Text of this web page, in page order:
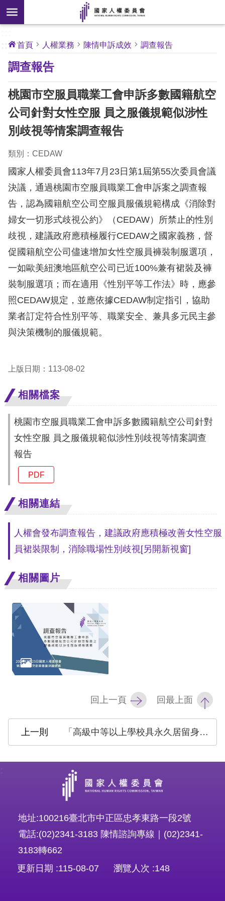
前往主要內容區塊
搜
尋
開
新
]
核
心
人
權
公
約
關
於
本
會
最
新
消
人
權
業
核
心
公
約
陳
情
申
訴
人
資
庫
障
礙
快
捷
選
言
兒少版
:::
首頁 人權業務 陳情申訴成效 調查報告
調查報告
桃園市空服員職業工會申訴多數國籍航空
公司針對女性空服 員之服儀規範似涉性
別歧視等情案調查報告
類別：CEDAW
國家人權委員會113年7月23日第1屆第55次委員會議
決議，通過桃園市空服員職業工會申訴案之調查報
告，認為國籍航空公司空服員服儀規範構成《消除對
婦女一切形式歧視公約》（CEDAW）所禁止的性別
歧視，建議政府應積極履行CEDAW之國家義務，督
促國籍航空公司儘速增加女性空服員褲裝制服選項，
一如歐美紐澳地區航空公司已近100%兼有裙裝及褲
裝制服選項；而在適用《性別平等工作法》時，應參
照CEDAW規定，並應依據CEDAW制定指引，協助
業者訂定符合性別平等、職業安全、兼具多元民主參
與決策機制的服儀規範。
上版日期：113-08-02
相關檔案
桃園市空服員職業工會申訴多數國籍航空公司針對
女性空服 員之服儀規範似涉性別歧視等情案調查
報告
PDF
相關連結
人權會發布調查報告，建議政府應積極改善女性空服
員裙裝限制，消除職場性別歧視[另開新視窗]
相關圖片
回上一頁 回最上面
「高級中等以上學校具永久居留身分者及其子女學費補助差別待遇」案調查報告
地址:100216臺北市中正區忠孝東路一段2號
電話:(02)2341-3183 陳情諮詢專線｜(02)2341-
3183轉662
更新日期 115-08-07 瀏覽人次 148